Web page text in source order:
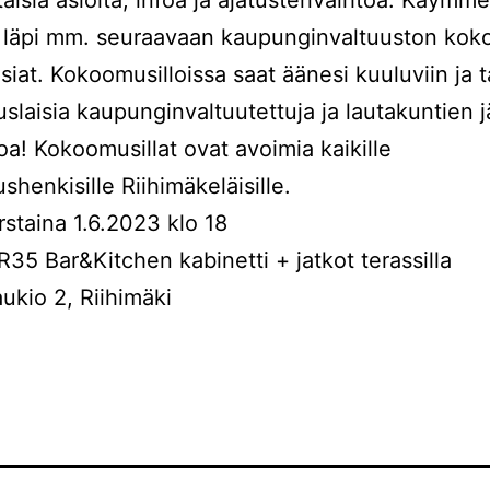
mm. seuraavaan kaupunginvaltuuston
Kokoomusilloissa saat äänesi kuuluviin ja
kaupunginvaltuutettuja ja lautakuntien
Kokoomusillat ovat avoimia kaikille
Riihimäkeläisille.
1.6.2023 klo 18
Bar&Kitchen kabinetti + jatkot terassilla
2, Riihimäki